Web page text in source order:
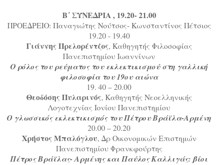
Β΄ ΣΥΝΕΔΡΙΑ , 19.20- 21.00
ΠΡΟΕΔΡΕΙΟ: Παναγιώτης Νούτσος- Κωνσταντίνος Πέτσιος
19.20 - 19.40
Γιάννης Πρελορέντζος, Καθηγητής Φιλοσοφίας
Πανεπιστημίου Ιωαννίνων
Ο ρόλος του ρεύματος του εκλεκτικισμού στη γαλλική
φιλοσοφία του 19ου αιώνα
19. 40 – 20.00
Θεοδόσης Πυλαρινός, Καθηγητής Νεοελληνικής
Λογοτεχνίας Ιονίου Πανεπιστημίου
Ο γλωσσικός εκλεκτικισμός του Πέτρου Βράϊλα-Αρμένη
20.00 – 20.20
Χρήστος Μπαλόγλου, Δρ Οικονομικών Επιστημών
Πανεπιστημίου Φρανκφούρτης
Πέτρος Βράϊλας- Αρμένης και Παύλος Καλλιγάς: βίοι